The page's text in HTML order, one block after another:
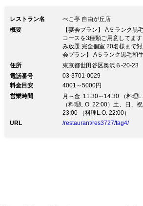
レストラン名
べこ亭 自由が丘店
概要
【宴会プラン】 A５ランク黒
コースを3種類ご用意してま
み放題 完全個室 20名様まで
会プラン】 A５ランク黒毛和
スを3種類ご用意してます！ ∟
場韓国の伝統と、黒毛和牛雌
トする本格焼肉ダイニング 上
ミアムなワインと一緒にご堪
ランク黒毛和牛雌牛 きめの
っと溶ける脂の甘みが特徴 雌
絶品！ ◆蔵を模したワインセ
住所
東京都世田谷区奥沢６-20-23
電話番号
03-3701-0029
料金目安
4001～5000円
営業時間
月～金: 11:30～14:30 （料理
（料理L.O. 22:00）土、日、
23:00 （料理L.O. 22:00）
URL
/restaurant/res3727/tag4/